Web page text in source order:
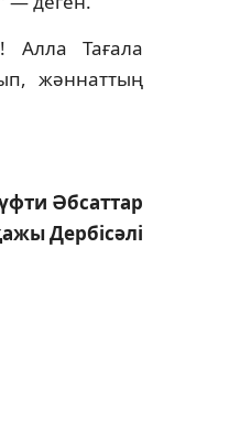
Алла Тағала
жәннаттың
Әбсаттар
Дербісәлі